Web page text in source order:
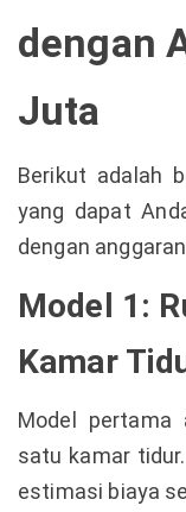
dengan
Juta
Berikut adalah
yang dapat
dengan
Model 1:
Kamar
Model pertama
satu kamar
estimasi biaya